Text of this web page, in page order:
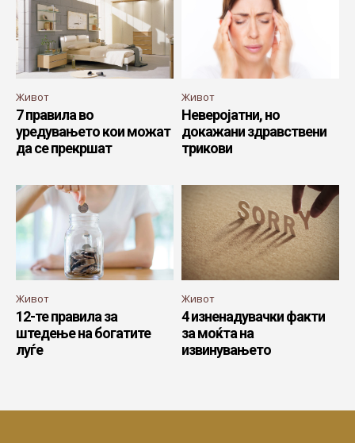
Живот
7 правила во
уредувањето кои можат
да се прекршат
Живот
Неверојатни, но
докажани здравствени
трикови
Живот
12-те правила за
штедење на богатите
луѓе
Живот
4 изненадувачки факти
за моќта на
извинувањето